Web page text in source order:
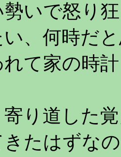
いで怒り
い、何時だ
て家の時
り道した
きたはずな